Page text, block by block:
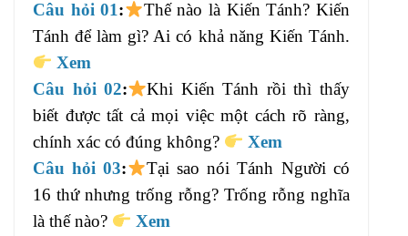
Câu hỏi 01:
Thế nào là Kiến Tánh? Kiến
Tánh để làm gì? Ai có khả năng Kiến Tánh.
Xem
Câu hỏi 02:
Khi Kiến Tánh rồi thì thấy
biết được tất cả mọi việc một cách rõ ràng,
chính xác có đúng không?
Xem
Câu hỏi 03:
Tại sao nói Tánh Người có
16 thứ nhưng trống rỗng? Trống rỗng nghĩa
là thế nào?
Xem